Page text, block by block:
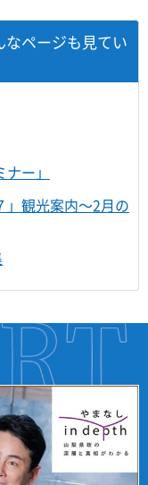
なページも見てい
ー」
」観光案内～2月の